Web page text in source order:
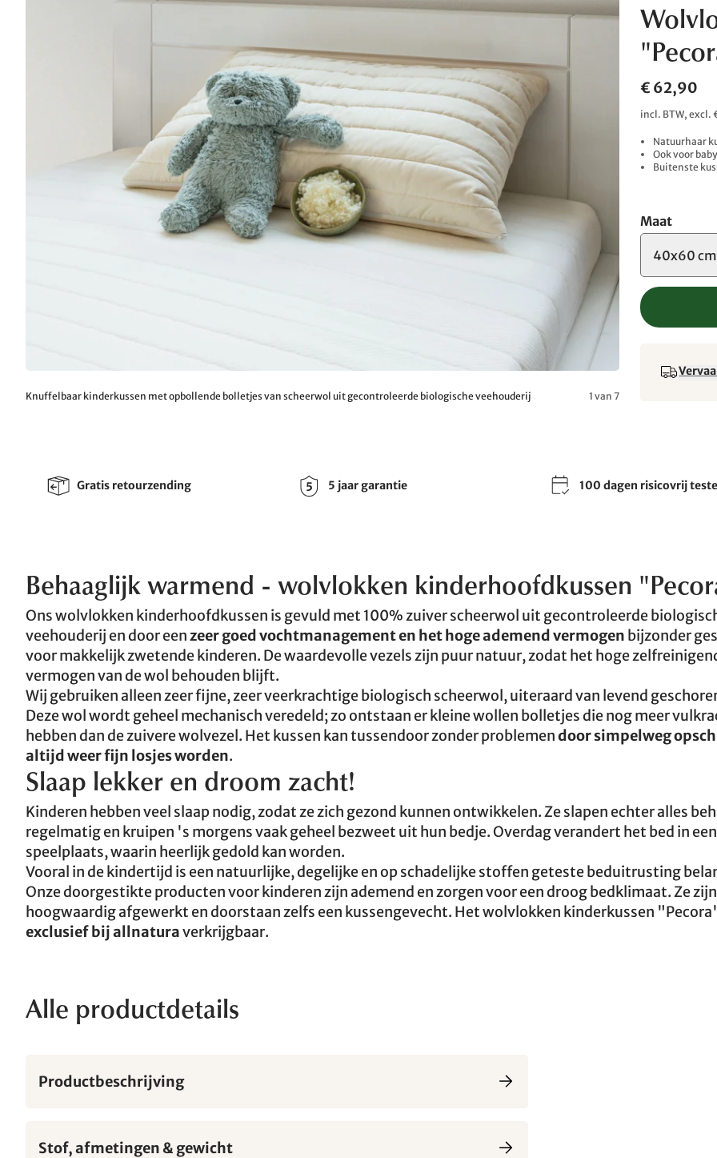
Knuffelbaar kinderkussen met opbollende bolletjes van scheerwol uit gecontroleerde biologische veehouderij 1 van 7
€ 62,90
incl. BTW, excl.
Natuurhaar
Ook voor
Buitenste
Maat
40x60 cm
Gratis retourzending 5 jaar garantie 100 dagen risicovrij
Behaaglijk warmend - wolvlokken kinderhoofdkussen
Ons wolvlokken kinderhoofdkussen is gevuld met 100% zuiver scheerwol uit gecontroleerde
veehouderij en door eenzeer goed vochtmanagement en het hoge ademend vermogen bijzonder
voor makkelijk zwetende kinderen. De waardevolle vezels zijn puur natuur, zodat het hoge
vermogen van de wol behouden blijft.
Wij gebruiken alleen zeer fijne, zeer veerkrachtige biologisch scheerwol, uiteraard van levend
Deze wol wordt geheel mechanisch veredeld; zo ontstaan er kleine wollen bolletjes die nog meer
hebben dan de zuivere wolvezel. Het kussen kan tussendoor zonder problemendoor simpelweg
altijd weer fijn losjes worden.
Slaap lekker en droom zacht!
Kinderen hebben veel slaap nodig, zodat ze zich gezond kunnen ontwikkelen. Ze slapen echter alles
regelmatig en kruipen 's morgens vaak geheel bezweet uit hun bedje. Overdag verandert het bed in een
speelplaats, waarin heerlijk gedold kan worden.
Vooral in de kindertijd is een natuurlijke, degelijke en op schadelijke stoffen geteste beduitrusting
Onze doorgestikte producten voor kinderen zijn ademend en zorgen voor een droog bedklimaat. Ze zijn
hoogwaardig afgewerkt en doorstaan zelfs een kussengevecht. Het wolvlokken kinderkussen
exclusief bij allnaturaverkrijgbaar.
Alle productdetails
Productbeschrijving
Stof, afmetingen & gewicht